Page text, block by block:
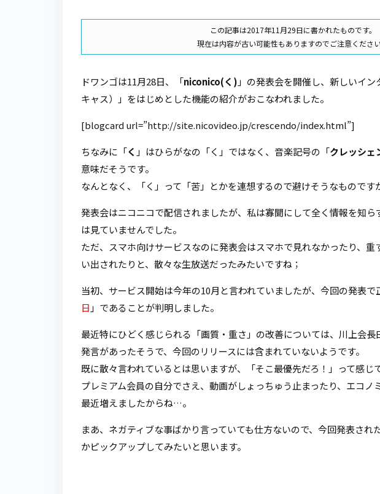
この記事は2017年11月29日に書かれたものです。
現在は内容が古い可能性もありますのでご注意ください
ドワンゴは11月28日、「niconico(く) 」の発表会を開催し、新しいイ
キャス）」をはじめとした機能の紹介がおこなわれました。
[blogcard url=”http://site.nicovideo.jp/crescendo/index.html”]
ちなみに「く 」はひらがなの「く」ではなく、音楽記号の「クレッシェ
意味だそうです。
なんとなく、「く」って「苦」とかを連想するので避けそうなものです
発表会はニコニコで配信されましたが、私は寡聞にして全く情報を知
は見ていませんでした。
ただ、スマホ向けサービスなのに発表会はスマホで見れなかったり、重
い出されたりと、散々な生放送だったみたいですね；
当初、サービス開始は今年の10月と言われていましたが、今回の発表で
日 」であることが判明しました。
最近特にひどく感じられる「画質・重さ」の改善については、川上会
発言があったそうで、今回のリリースには含まれていないようです。
既に散々言われているとは思いますが、「そこ最優先だろ！」って感じ
プレミアム会員の自分でさえ、動画がしょっちゅう止まったり、エコノ
最近増えましたからね…。
まあ、ネガティブな事ばかり言っていても仕方ないので、今回発表され
かピックアップしてみたいと思います。